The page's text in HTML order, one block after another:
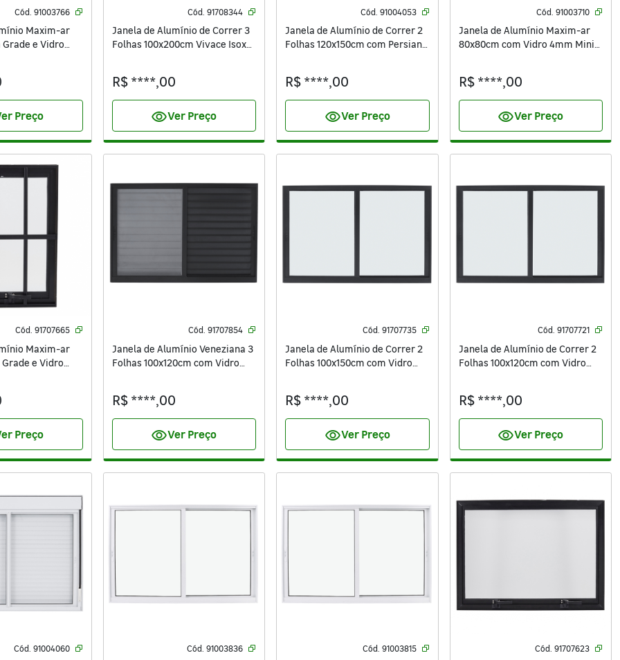
Cód. 91003766
Maxim-ar
e Vidro
Preço
Cód. 91708344
Janela de Alumínio de Correr 3
Folhas 100x200cm Vivace Isoxa
R$ ****,00
visibilityVer Preço
Cód. 91004053
Janela de Alumínio de Correr 2
Folhas 120x150cm com Persiana
R$ ****,00
visibilityVer Preço
Cód. 91003710
Janela de Alumínio Maxim-ar
80x80cm com Vidro 4mm Mini
R$ ****,00
visibilityVer Preço
Cód. 91707665
Maxim-ar
e Vidro
Preço
Cód. 91707854
Janela de Alumínio Veneziana 3
Folhas 100x120cm com Vidro
R$ ****,00
visibilityVer Preço
Cód. 91707735
Janela de Alumínio de Correr 2
Folhas 100x150cm com Vidro
R$ ****,00
visibilityVer Preço
Cód. 91707721
Janela de Alumínio de Correr 2
Folhas 100x120cm com Vidro
R$ ****,00
visibilityVer Preço
Cód. 91004060 Cód. 91003836 Cód. 91003815 Cód. 91707623